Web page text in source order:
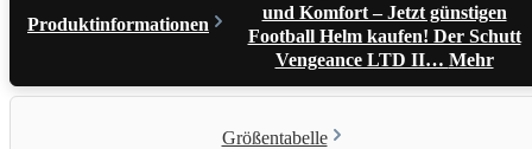
Produktinformationen
und Komfort – Jetzt günstigen
Football Helm kaufen! Der Schutt
Vengeance LTD II… Mehr
Größentabelle